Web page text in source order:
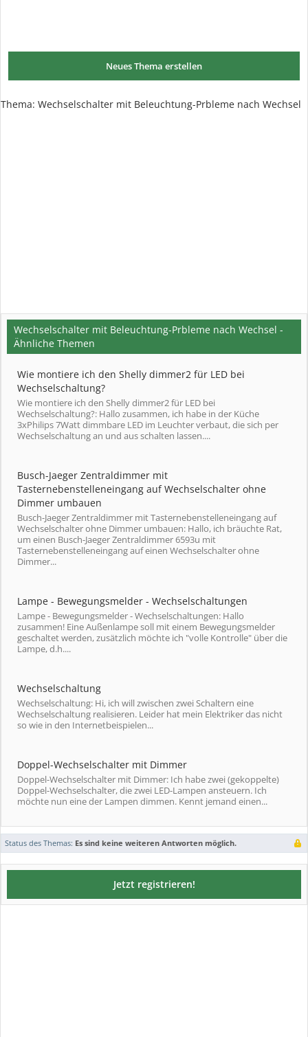
Neues Thema erstellen
Thema: Wechselschalter mit Beleuchtung-Prbleme nach Wechsel
Wechselschalter mit Beleuchtung-Prbleme nach Wechsel -
Ähnliche Themen
Wie montiere ich den Shelly dimmer2 für LED bei
Wechselschaltung?
Wie montiere ich den Shelly dimmer2 für LED bei
Wechselschaltung?: Hallo zusammen, ich habe in der Küche
3xPhilips 7Watt dimmbare LED im Leuchter verbaut, die sich per
Wechselschaltung an und aus schalten lassen....
Busch-Jaeger Zentraldimmer mit
Tasternebenstelleneingang auf Wechselschalter ohne
Dimmer umbauen
Busch-Jaeger Zentraldimmer mit Tasternebenstelleneingang auf
Wechselschalter ohne Dimmer umbauen: Hallo, ich bräuchte Rat,
um einen Busch-Jaeger Zentraldimmer 6593u mit
Tasternebenstelleneingang auf einen Wechselschalter ohne
Dimmer...
Lampe - Bewegungsmelder - Wechselschaltungen
Lampe - Bewegungsmelder - Wechselschaltungen: Hallo
zusammen! Eine Außenlampe soll mit einem Bewegungsmelder
geschaltet werden, zusätzlich möchte ich "volle Kontrolle" über die
Lampe, d.h....
Wechselschaltung
Wechselschaltung: Hi, ich will zwischen zwei Schaltern eine
Wechselschaltung realisieren. Leider hat mein Elektriker das nicht
so wie in den Internetbeispielen...
Doppel-Wechselschalter mit Dimmer
Doppel-Wechselschalter mit Dimmer: Ich habe zwei (gekoppelte)
Doppel-Wechselschalter, die zwei LED-Lampen ansteuern. Ich
möchte nun eine der Lampen dimmen. Kennt jemand einen...
Status des Themas: Es sind keine weiteren Antworten möglich.
Jetzt registrieren!